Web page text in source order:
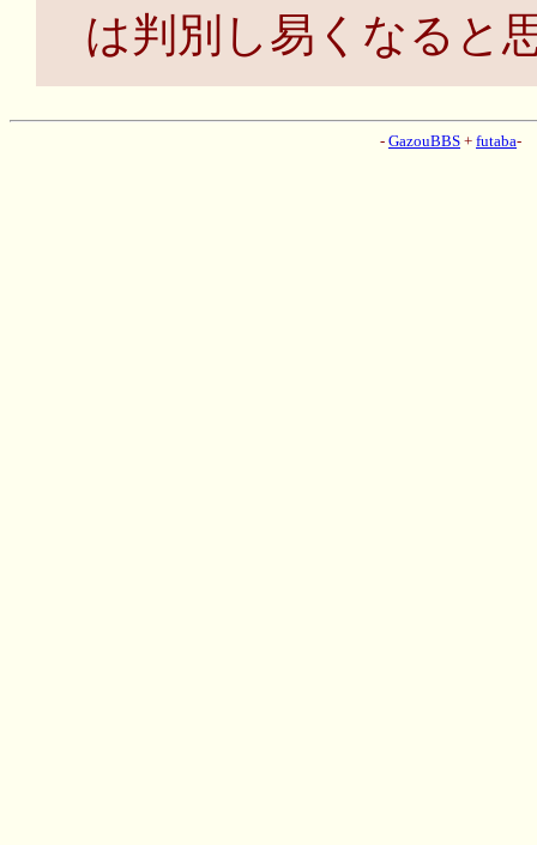
は判別し易くなると
- GazouBBS + futaba-